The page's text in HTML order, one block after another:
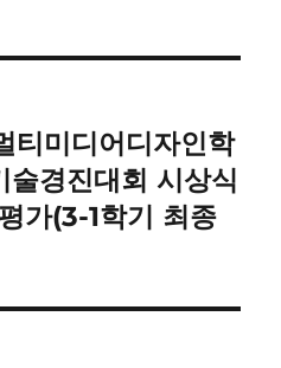
티미디어디자인학
경진대회 시상식
가(3-1학기 최종